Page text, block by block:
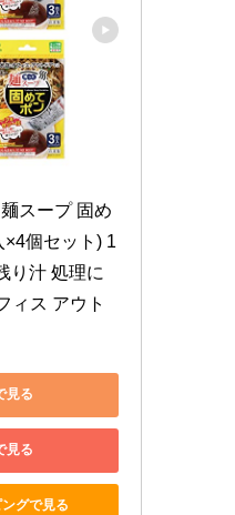
スープ 固め
個セット) 1
り汁 処理に
ィス アウト
見る
見る
グで見る